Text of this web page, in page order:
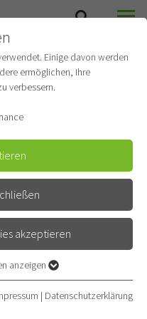
Einige davon werden
ermöglichen, Ihre
verbessern.
akzeptieren
Funktionen der
dass die Webseite
anzeigen
| Datenschutzerklärung